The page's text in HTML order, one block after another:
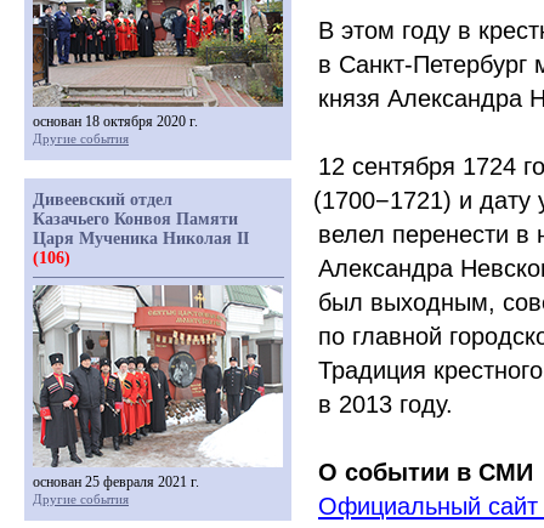
В этом году в
в Санкт-Петербург
князя Александра
12 сентября 1724
(1700−1721) и дату
велел перенести в
Александра
был выходным,
по главной
Традиция
в 2013 году.
О событии в СМИ
Официальный сайт
основан 18 октября 2020 г.
Другие события
Дивеевский отдел
Казачьего Конвоя Памяти
Царя Мученика Николая II
(106)
основан 25 февраля 2021 г.
Другие события